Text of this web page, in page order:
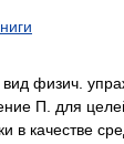
физич.
П. для
в качестве